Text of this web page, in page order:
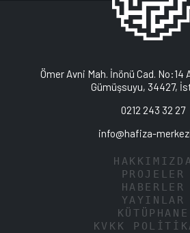
Ömer Avni Mah. İnönü Cad. No:14
Gümüşsuyu, 34427,
0212 243 32 27
info@hafiza-
PROJELER
HABERLER
YAYINLAR
KÜTÜPHANE
KVKK